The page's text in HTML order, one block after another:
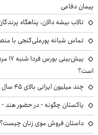
پیمان دفاعی
تالاب بیشه دالان، پناهگاه
تماس شبانه پورعلی‌گنجی با
است؟
چند میلیون ایرانی بالای ۴۵ سال مجرد ماندند؛ پشت‌پرده چیست؟
پاکستان چگونه - در حضور
داستان فروش موی زنان چیست؟